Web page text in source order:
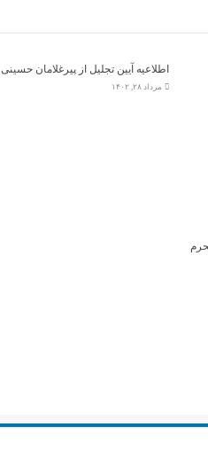
اطلاعیه آیین تجلیل از پیرغلامان حسینی
مرداد ۲۸, ۱۴۰۲